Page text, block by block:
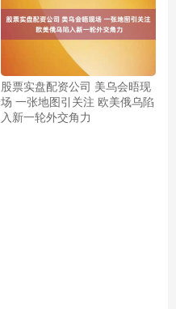
股票实盘配资公司 美乌会晤现
场 一张地图引关注 欧美俄乌陷
入新一轮外交角力